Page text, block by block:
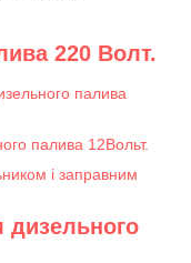
220 Волт.
палива
палива 12Вольт.
і заправним
дизельного